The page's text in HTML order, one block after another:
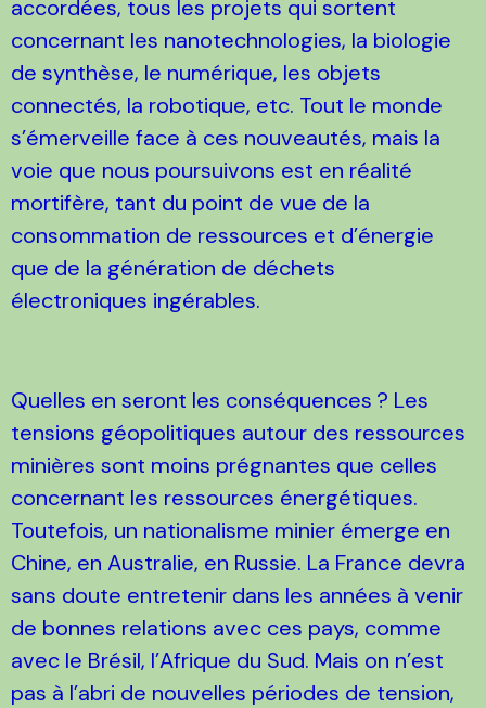
accordées, tous les projets qui sortent
concernant les nanotechnologies, la biologie
de synthèse, le numérique, les objets
connectés, la robotique, etc. Tout le monde
s’émerveille face à ces nouveautés, mais la
voie que nous poursuivons est en réalité
mortifère, tant du point de vue de la
consommation de ressources et d’énergie
que de la génération de déchets
électroniques ingérables.
Quelles en seront les conséquences ? Les
tensions géopolitiques autour des ressources
minières sont moins prégnantes que celles
concernant les ressources énergétiques.
Toutefois, un nationalisme minier émerge en
Chine, en Australie, en Russie. La France devra
sans doute entretenir dans les années à venir
de bonnes relations avec ces pays, comme
avec le Brésil, l’Afrique du Sud. Mais on n’est
pas à l’abri de nouvelles périodes de tension,